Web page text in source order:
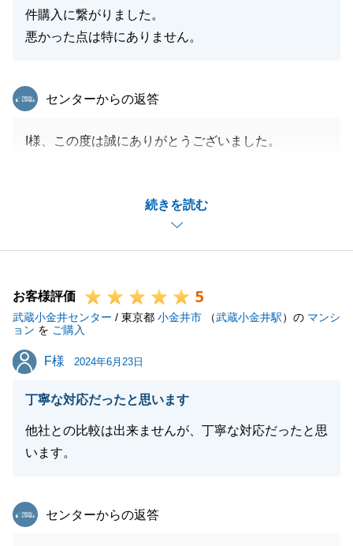
件購入に繋がりました。
悪かった点は特にありません。
続きを読む
東急リバブル
センターからの返答
I様、この度は誠にありがとうございました。
今後もI様ご家族が、あのお家で幸せに暮らしていか
れることを心より願っております。
もご連絡くださいませ。
本当にありがとうございました。
今後ともどうぞよろしくお願いいたします。
閉じる
お客様評価 5
武蔵小金井センター / 東京都 小金井市 （武蔵小金井駅）の マンシ
ョン を ご購入
F様
F様 2024年6月23日
丁寧な対応だったと思います
他社との比較は出来ませんが、丁寧な対応だったと思
います。
東急リバブル
センターからの返答